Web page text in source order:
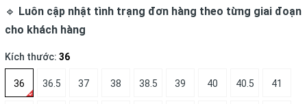
🔹 Luôn cập nhật tình trạng đơn hàng theo từng giai đoạn
cho khách hàng
Kích thước: 36
36 36.5 37 38 38.5 39 40 40.5 41